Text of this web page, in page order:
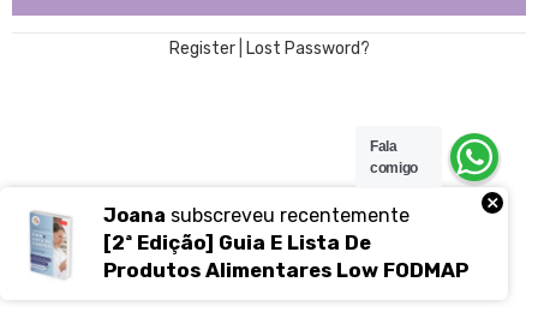
Register| Lost Password?
Fala
comigo
Joana subscreveu recentemente
[2ª Edição] Guia E Lista De
Produtos Alimentares Low FODMAP
×